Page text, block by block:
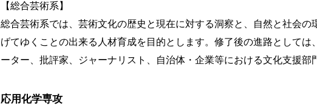
【総合芸術系】
総合芸術系では、芸術文化の歴史と現在に対する洞察と、自然と社会
げてゆくことの出来る人材育成を目的とします。修了後の進路として
ーター、批評家、ジャーナリスト、自治体・企業等における文化支援部
応用化学専攻